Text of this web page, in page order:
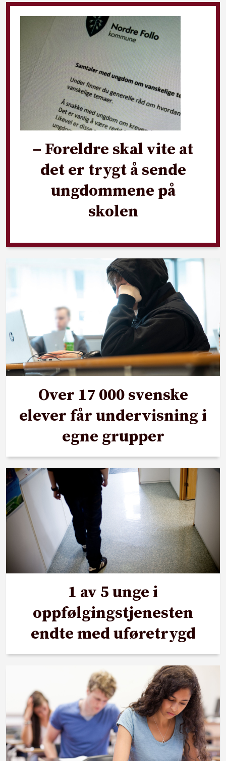
– Foreldre skal vite at
det er trygt å sende
ungdommene på
skolen
Over 17 000 svenske
elever får undervisning i
egne grupper
1 av 5 unge i
oppfølgingstjenesten
endte med uføretrygd